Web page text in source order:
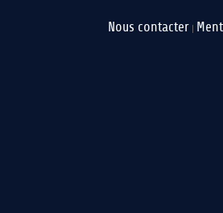
Nous contacter |